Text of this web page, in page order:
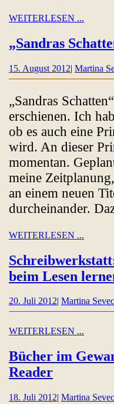
WEITERLESEN ...
„Sandras
15. August 201215.
August
| Martina
„Sandras
erschienen. Ich
ob es auch eine
wird. An dieser
momentan.
meine
an einem neuen
durcheinander.
WEITERLESEN ...
beim Lesen
20. Juli 201220.
Juli
| Martina
WEITERLESEN ...
Bücher im
ReaderBücher
18. Juli 201218.
| Martina